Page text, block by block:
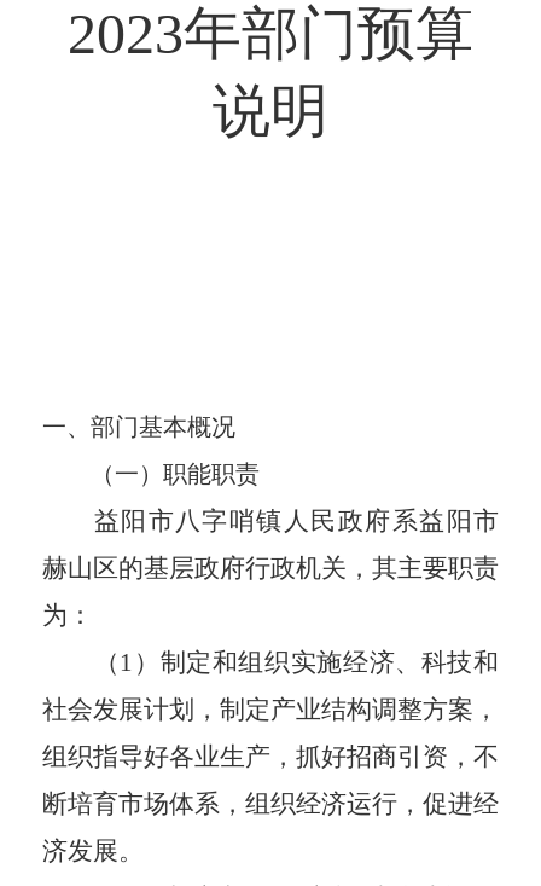
2023年部门预算
说明
一、部门基本概况
（一）职能职责
益阳市八字哨镇人民政府系益阳市
赫山区的基层政府行政机关，其主要职责
为：
（1）制定和组织实施经济、科技和
社会发展计划，制定产业结构调整方案，
组织指导好各业生产，抓好招商引资，不
断培育市场体系，组织经济运行，促进经
济发展。